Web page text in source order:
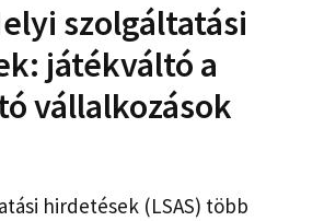
szolgáltatási
játékváltó a
vállalkozások
hirdetések (LSAS) több